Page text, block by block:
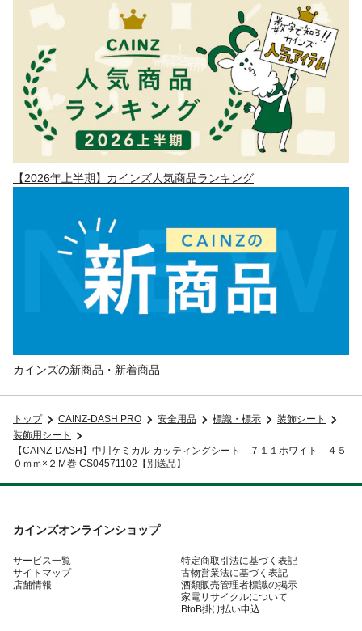
【2026年上半期】カインズ人気商品ランキング
カインズの新商品・新着商品
トップ CAINZ-DASH PRO 安全用品 標識・標示
装飾シート
装飾用シート
【CAINZ-DASH】中川ケミカル カッティングシート ７１１ホワイト ４５
０ｍｍ×２Ｍ巻 CS04571102【別送品】
カインズオンラインショップ
サービス一覧
サイトマップ
店舗情報
特定商取引法に基づく表記
古物営業法に基づく表記
酒類販売管理者標識の掲示
家電リサイクルについて
BtoB掛け払い申込